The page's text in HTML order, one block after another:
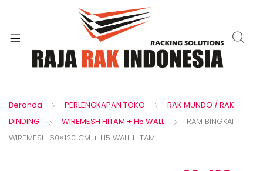
Beranda PERLENGKAPAN TOKO
RAK MUNDO / RAK
DINDING
WIREMESH HITAM + H5 WALL
RAM BINGKAI
WIREMESH 60×120 CM + H5 WALL HITAM